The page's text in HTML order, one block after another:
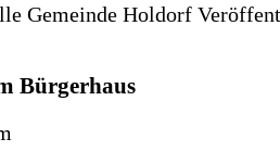
Gemeinde Holdorf
Bürgerhaus